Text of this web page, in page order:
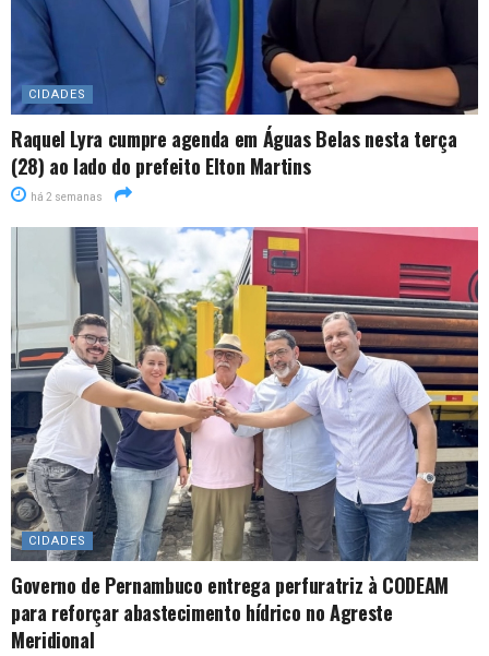
CIDADES
Raquel Lyra cumpre agenda em Águas Belas nesta terça
(28) ao lado do prefeito Elton Martins
há 2 semanas
CIDADES
Governo de Pernambuco entrega perfuratriz à CODEAM
para reforçar abastecimento hídrico no Agreste
Meridional